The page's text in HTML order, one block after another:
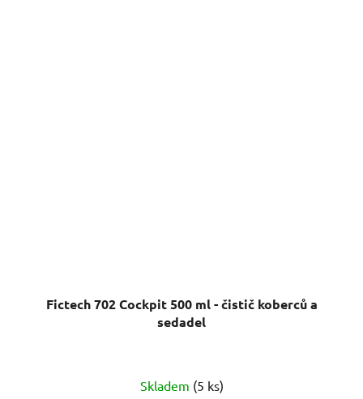
Fictech 702 Cockpit 500 ml - čistič koberců a
sedadel
Skladem (5 ks)